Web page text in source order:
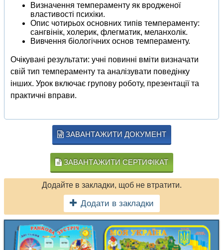
Визначення темпераменту як вродженої
властивості психіки.
Опис чотирьох основних типів темпераменту:
сангвінік, холерик, флегматик, меланхолік.
Вивчення біологічних основ темпераменту.
Очікувані результати: учні повинні вміти визначати
свій тип темпераменту та аналізувати поведінку
інших. Урок включає групову роботу, презентації та
практичні вправи.
ЗАВАНТАЖИТИ ДОКУМЕНТ
ЗАВАНТАЖИТИ СЕРТИФІКАТ
Додайте в закладки, щоб не втратити.
Додати в закладки